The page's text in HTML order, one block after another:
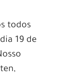
todos
19 de